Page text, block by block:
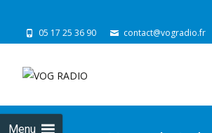
05 17 25 36 90 contact@vogradio.fr
Menu